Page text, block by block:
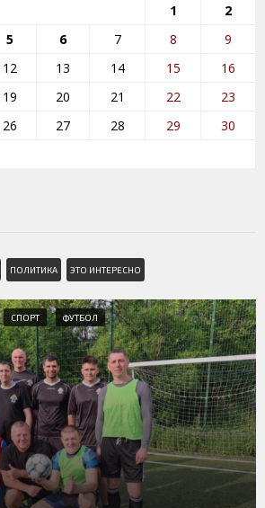
1
2
5 6 7 8
9
12 13 14 15
16
19 20 21 22
23
26 27 28 29
30
ПОЛИТИКА ЭТО ИНТЕРЕСНО
СПОРТ ФУТБОЛ